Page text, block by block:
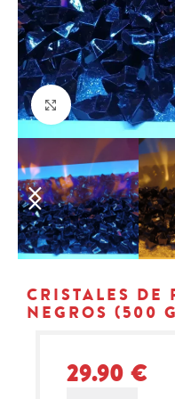
Click to enlarge
CRISTALES
NEGROS (500
29.90 €